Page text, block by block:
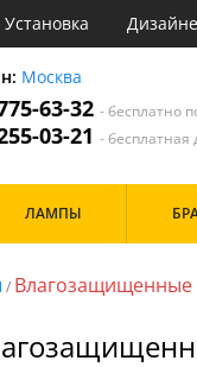
Установка
Москва
63-32- бесплатно
03-21- бесплатная
и прихожая
Черные
Дизайн/
ЛАМПЫ
/ Влагозащищенные